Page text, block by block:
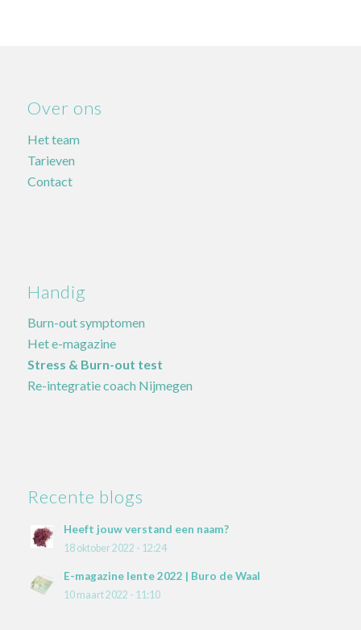
Over ons
Het team
Tarieven
Contact
Handig
Burn-out symptomen
Het e-magazine
Stress & Burn-out test
Re-integratie coach Nijmegen
Recente blogs
Heeft jouw verstand een naam?
18 oktober 2022 - 12:24
E-magazine lente 2022 | Buro de Waal
10 maart 2022 - 11:10